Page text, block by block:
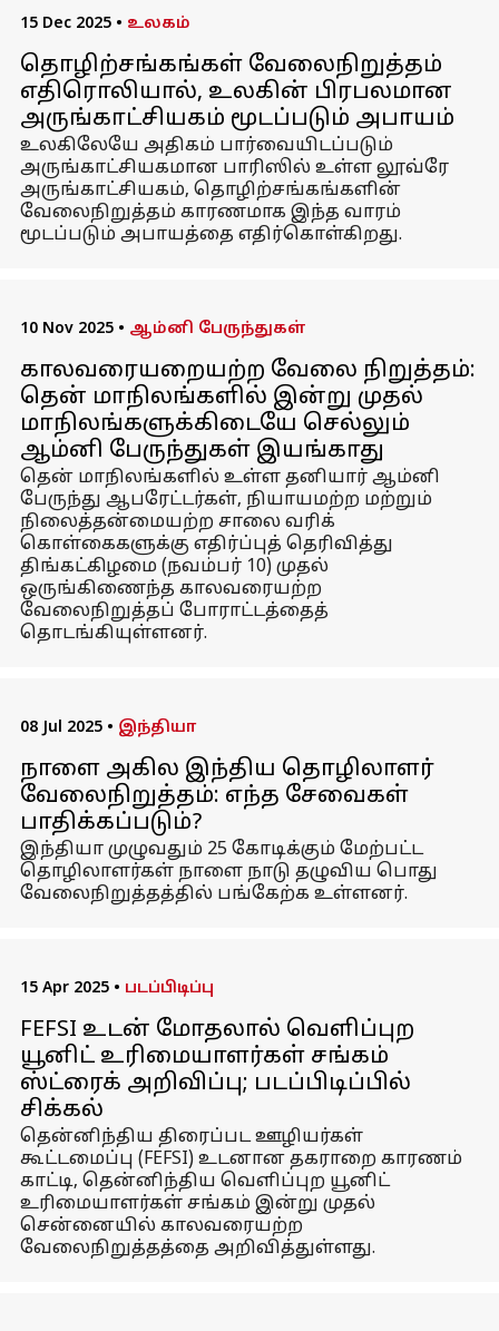
15 Dec 2025 • உலகம்
தொழிற்சங்கங்கள் வேலைநிறுத்தம்
எதிரொலியால், உலகின் பிரபலமான
அருங்காட்சியகம் மூடப்படும் அபாயம்
உலகிலேயே அதிகம் பார்வையிடப்படும்
அருங்காட்சியகமான பாரிஸில் உள்ள லூவ்ரே
அருங்காட்சியகம், தொழிற்சங்கங்களின்
வேலைநிறுத்தம் காரணமாக இந்த வாரம்
மூடப்படும் அபாயத்தை எதிர்கொள்கிறது.
10 Nov 2025 • ஆம்னி பேருந்துகள்
காலவரையறையற்ற வேலை நிறுத்தம்:
தென் மாநிலங்களில் இன்று முதல்
மாநிலங்களுக்கிடையே செல்லும்
ஆம்னி பேருந்துகள் இயங்காது
தென் மாநிலங்களில் உள்ள தனியார் ஆம்னி
பேருந்து ஆபரேட்டர்கள், நியாயமற்ற மற்றும்
நிலைத்தன்மையற்ற சாலை வரிக்
கொள்கைகளுக்கு எதிர்ப்புத் தெரிவித்து
திங்கட்கிழமை (நவம்பர் 10) முதல்
ஒருங்கிணைந்த காலவரையற்ற
வேலைநிறுத்தப் போராட்டத்தைத்
தொடங்கியுள்ளனர்.
08 Jul 2025 • இந்தியா
நாளை அகில இந்திய தொழிலாளர்
வேலைநிறுத்தம்: எந்த சேவைகள்
பாதிக்கப்படும்?
இந்தியா முழுவதும் 25 கோடிக்கும் மேற்பட்ட
தொழிலாளர்கள் நாளை நாடு தழுவிய பொது
வேலைநிறுத்தத்தில் பங்கேற்க உள்ளனர்.
15 Apr 2025 • படப்பிடிப்பு
FEFSI உடன் மோதலால் வெளிப்புற
யூனிட் உரிமையாளர்கள் சங்கம்
ஸ்ட்ரைக் அறிவிப்பு; படப்பிடிப்பில்
சிக்கல்
தென்னிந்திய திரைப்பட ஊழியர்கள்
கூட்டமைப்பு (FEFSI) உடனான தகராறை காரணம்
காட்டி, தென்னிந்திய வெளிப்புற யூனிட்
உரிமையாளர்கள் சங்கம் இன்று முதல்
சென்னையில் காலவரையற்ற
வேலைநிறுத்தத்தை அறிவித்துள்ளது.